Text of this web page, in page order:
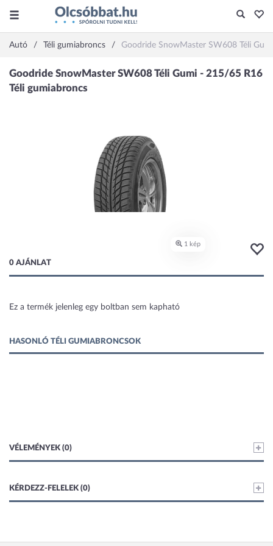
Autó Téli gumiabroncs Goodride SnowMaster SW608 Téli
0 AJÁNLAT
Ez a termék jelenleg egy boltban sem kapható
HASONLÓ TÉLI GUMIABRONCSOK
VÉLEMÉNYEK (0)
KÉRDEZZ-FELELEK (0)